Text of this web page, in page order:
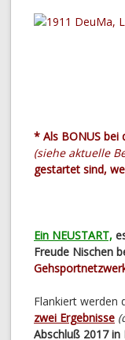
* Als BONUS bei
(siehe aktuelle
gestartet sind,
Ein NEUSTART,
Freude Nischen
Flankiert werden
zwei Ergebnisse
Abschluß 2017